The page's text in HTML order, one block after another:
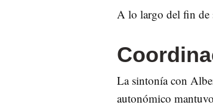
A lo largo del fin de
La sintonía con
autonómico